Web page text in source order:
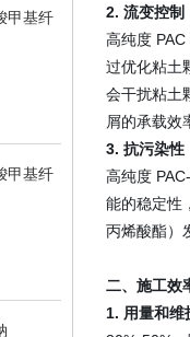
甲基纤
甲基纤
2. 流变控制
高纯度
过优化粘土
会干扰粘土
屑的承载效
3. 抗污染性
高纯度
能的稳定性
丙烯酸酯）
二、施工效
1. 用量和维